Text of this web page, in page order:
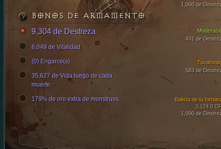
1,000 de
583 de
Balista de la
3,124.0
1,000 de
431 de
BONOS DE ARMAMENTO
9,304 de Destreza
6,049 de Vitalidad
(0) Engarce(s)
35,627 de Vida luego de cada
muerte
179% de oro extra de monstruos.